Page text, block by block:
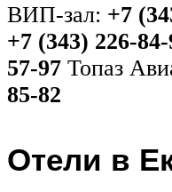
ВИП-зал: +7
+7 (343) 226-
57-97 Топаз
85-82
Отели в